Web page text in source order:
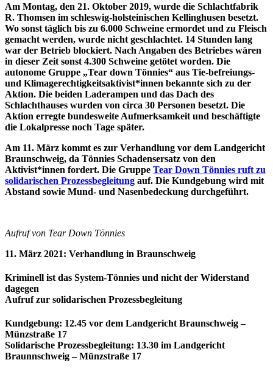
Am Montag, den 21. Oktober 2019, wurde die Schlachtfabrik
R. Thomsen im schleswig-holsteinischen Kellinghusen besetzt.
Wo sonst täglich bis zu 6.000 Schweine ermordet und zu Fleisch
gemacht werden, wurde nicht geschlachtet. 14 Stunden lang
war der Betrieb blockiert. Nach Angaben des Betriebes wären
in dieser Zeit sonst 4.300 Schweine getötet worden. Die
autonome Gruppe „Tear down Tönnies“ aus Tie-befreiungs-
und Klimagerechtigkeitsaktivist*innen bekannte sich zu der
Aktion. Die beiden Laderampen und das Dach des
Schlachthauses wurden von circa 30 Personen besetzt. Die
Aktion erregte bundesweite Aufmerksamkeit und beschäftigte
die Lokalpresse noch Tage später.
Am 11. März kommt es zur Verhandlung vor dem Landgericht
Braunschweig, da Tönnies Schadensersatz von den
Aktivist*innen fordert. Die Gruppe Tear Down Tönnies ruft zu
solidarischen Prozessbegleitung auf. Die Kundgebung wird mit
Abstand sowie Mund- und Nasenbedeckung durchgeführt.
Aufruf von Tear Down Tönnies
11. März 2021: Verhandlung in Braunschweig
Kriminell ist das System-Tönnies und nicht der Widerstand
dagegen
Aufruf zur solidarischen Prozessbegleitung
Kundgebung: 12.45 vor dem Landgericht Braunschweig –
Münzstraße 17
Solidarische Prozessbegleitung: 13.30 im Landgericht
Braunnschweig – Münzstraße 17